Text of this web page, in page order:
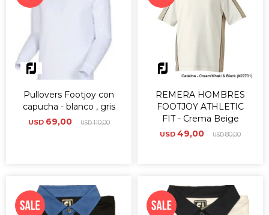
Pullovers Footjoy con
capucha - blanco , gris
USD 69,00 USD110,00
REMERA HOMBRES
FOOTJOY ATHLETIC
FIT - Crema Beige
USD 49,00 USD80,00